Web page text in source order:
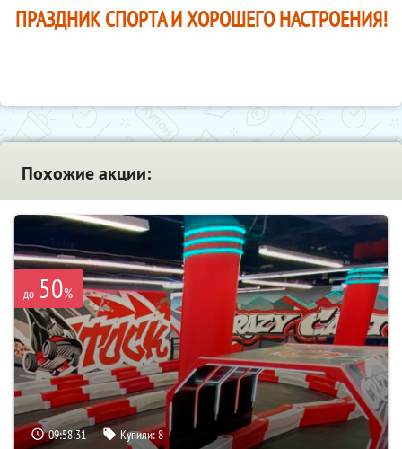
ПРАЗДНИК СПОРТА И ХОРОШЕГО НАСТРОЕНИЯ!
Похожие акции:
до 50%
09:58:30 Купили:8